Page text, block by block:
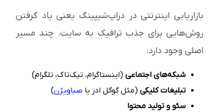
بازاریابی اینترنتی در دراپ‌شیپینگ یعنی یاد گرفتن
روش‌هایی برای جذب ترافیک به سایت. چند مسیر
اصلی وجود دارد:
شبکه‌های اجتماعی (اینستاگرام، تیک‌تاک، تلگرام)
تبلیغات کلیکی (مثل گوگل ادز یا صباویژن)
سئو و تولید محتوا